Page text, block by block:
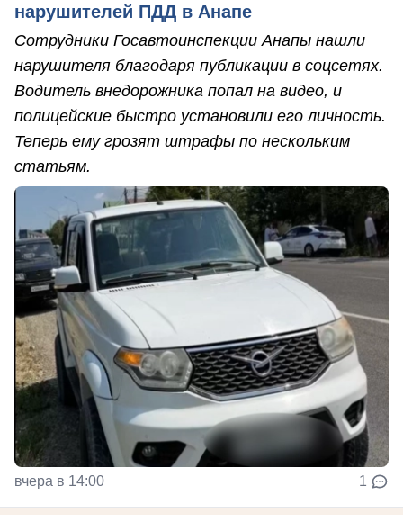
нарушителей ПДД в Анапе
Сотрудники Госавтоинспекции Анапы нашли
нарушителя благодаря публикации в соцсетях.
Водитель внедорожника попал на видео, и
полицейские быстро установили его личность.
Теперь ему грозят штрафы по нескольким
статьям.
вчера в 14:00 1